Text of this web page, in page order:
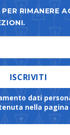
RIMANERE
ISCRIVITI
dati
nella